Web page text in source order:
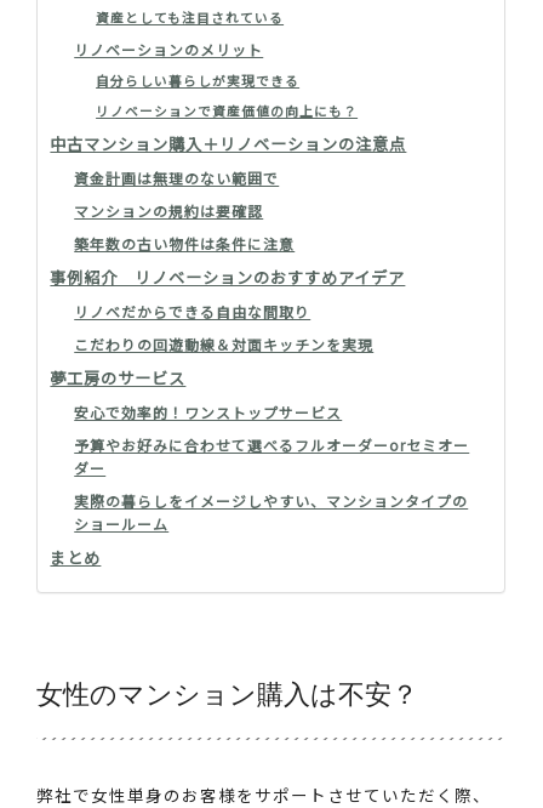
資産としても注目されている
リノベーションのメリット
自分らしい暮らしが実現できる
リノベーションで資産価値の向上にも？
中古マンション購入＋リノベーションの注意点
資金計画は無理のない範囲で
マンションの規約は要確認
築年数の古い物件は条件に注意
事例紹介 リノベーションのおすすめアイデア
リノベだからできる自由な間取り
こだわりの回遊動線＆対面キッチンを実現
夢工房のサービス
安心で効率的！ワンストップサービス
予算やお好みに合わせて選べるフルオーダーorセミオー
ダー
実際の暮らしをイメージしやすい、マンションタイプの
ショールーム
まとめ
女性のマンション購入は不安？
弊社で女性単身のお客様をサポートさせていただく際、